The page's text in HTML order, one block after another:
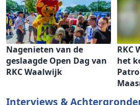
Nagenieten van de
geslaagde Open Dag van
RKC Waalwijk
RKC
het
Interviews &